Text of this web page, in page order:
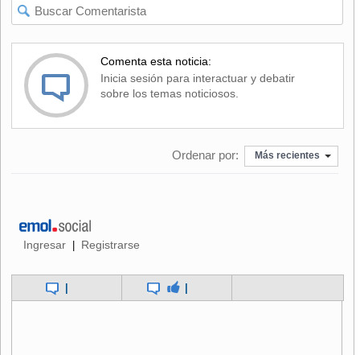
Comenta esta noticia:
Inicia sesión para interactuar y debatir
sobre los temas noticiosos.
Ordenar por: Más recientes
Ingresar | Registrarse
| |